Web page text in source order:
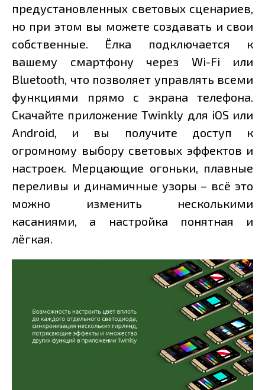
предустановленных световых сценариев,
но при этом вы можете создавать и свои
собственные. Ёлка подключается к
вашему смартфону через Wi-Fi или
Bluetooth, что позволяет управлять всеми
функциями прямо с экрана телефона.
Скачайте приложение Twinkly для iOS или
Android, и вы получите доступ к
огромному выбору световых эффектов и
настроек. Мерцающие огоньки, плавные
переливы и динамичные узоры – всё это
можно изменить несколькими
касаниями, а настройка понятная и
лёгкая.